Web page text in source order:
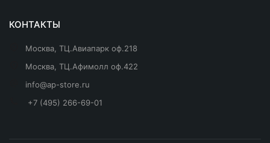
КОНТАКТЫ
Москва, ТЦ.Авиапарк оф.218
Москва, ТЦ.Афимолл оф.422
info@ap-store.ru
+7 (495) 266-69-01